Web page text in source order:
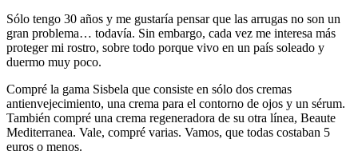
Sólo tengo 30 años y me gustaría pensar que las arrugas no son un
gran problema… todavía. Sin embargo, cada vez me interesa más
proteger mi rostro, sobre todo porque vivo en un país soleado y
duermo muy poco.
Compré la gama Sisbela que consiste en sólo dos cremas
antienvejecimiento, una crema para el contorno de ojos y un sérum.
También compré una crema regeneradora de su otra línea, Beaute
Mediterranea. Vale, compré varias. Vamos, que todas costaban 5
euros o menos.